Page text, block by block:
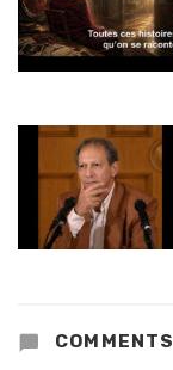
COMMENTS